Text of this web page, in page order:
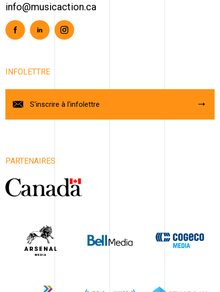
info@musicaction.ca
FacebookLinkedinInstagram
INFOLETTRE
S'inscrire à l'infolettre
PARTENAIRES